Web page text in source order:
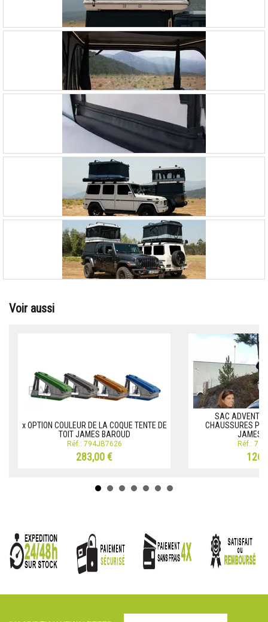
Voir aussi
x OPTION COULEUR DE LA COQUE TENTE DE
TOIT JAMES BAROUD
Réf.: 794JB7626
283,00 €
SAC
CHAUSSURES
JAMES
Réf.: